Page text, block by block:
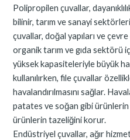
Polipropilen çuvallar,
bilinir, tarım ve sanayi
çuvallar, doğal yapıları ve
organik tarım ve gıda sektörü
yüksek kapasiteleriyle büyük
kullanılırken, file çuvallar
havalandırılmasını sağlar.
patates ve soğan gibi ürünlerin
ürünlerin tazeliğini korur.
Endüstriyel çuvallar, ağır